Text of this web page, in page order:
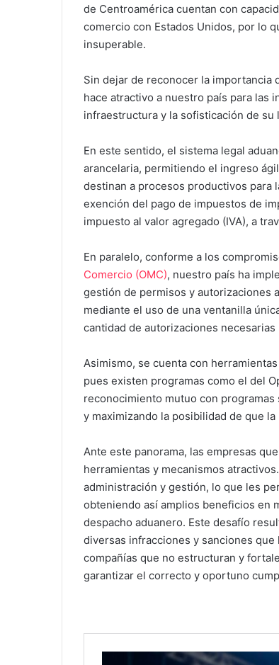
de Centroamérica cuentan con
comercio con Estados Unidos, por lo
insuperable.
Sin dejar de reconocer la importancia
hace atractivo a nuestro país para las
infraestructura y la sofisticación de su
En este sentido, el sistema legal
arancelaria, permitiendo el ingreso
destinan a procesos productivos para
exención del pago de impuestos de
impuesto al valor agregado (IVA), a
En paralelo, conforme a los
Comercio (OMC), nuestro país ha
gestión de permisos y autorizaciones
mediante el uso de una ventanilla
cantidad de autorizaciones
Asimismo, se cuenta con
pues existen programas como el del
reconocimiento mutuo con
y maximizando la posibilidad de que
Ante este panorama, las empresas
herramientas y mecanismos
administración y gestión, lo que les
obteniendo así amplios beneficios en
despacho aduanero. Este desafío
diversas infracciones y sanciones
compañías que no estructuran y
garantizar el correcto y oportuno